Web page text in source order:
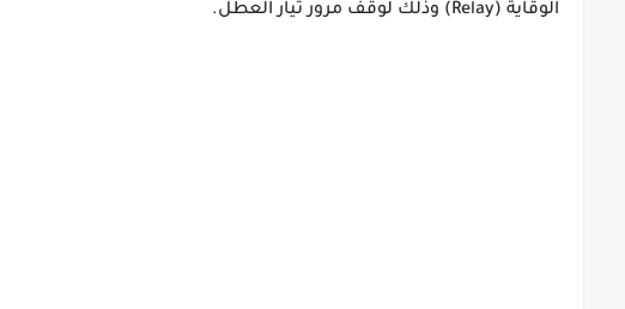
الوقاية (Relay) وذلك لوقف مرور تيار العطل.